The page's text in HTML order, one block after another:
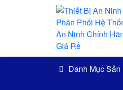
Danh Mục Sản